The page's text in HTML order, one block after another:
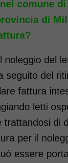
comune
di
noleggio del
seguito del
fattura
letti
trattandosi di
per il
essere